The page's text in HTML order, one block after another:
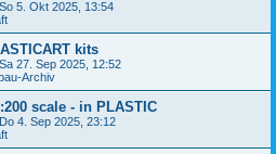
So 5. Okt 2025, 13:54
kits
Sa 27. Sep 2025, 12:52
Archiv
scale - in PLASTIC
Do 4. Sep 2025, 23:12